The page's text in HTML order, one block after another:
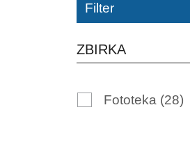
Filter
ZBIRKA
Fototeka (28)